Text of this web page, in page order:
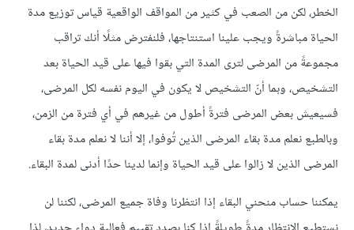
الخطر، لكن من الصعب في كثير من المواقف الواقعية قياس توزيع مدة
الحياة مباشرةً ويجب علينا استنتاجها، فلنفترض مثلًا أنك تراقب
مجموعةً من المرضى لترى المدة التي بقوا فيها على قيد الحياة بعد
التشخيص، وبما أنّ التشخيص لا يكون في اليوم نفسه لكل المرضى،
فسيعيش بعض المرضى فترةً أطول من غيرهم في أي فترة من الزمن،
وبالطبع نعلم مدة بقاء المرضى الذين تُوفوا، إلا أننا لا نعلم مدة بقاء
المرضى الذين لا زالوا على قيد الحياة وإنما لدينا حدًا أدنى لمدة البقاء.
يمكننا حساب منحني البقاء إذا انتظرنا وفاة جميع المرضى، لكننا لن